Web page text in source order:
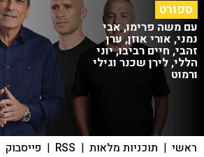
ספורט
עם משה פרימו, אבי
נמני, אורי אוזן, ערן
זהבי, חיים רביבו, יוני
הללי, לירן שכנר וגילי
ורמוט
ראשי | תוכניות מלאות |
RSS
| פייסבוק